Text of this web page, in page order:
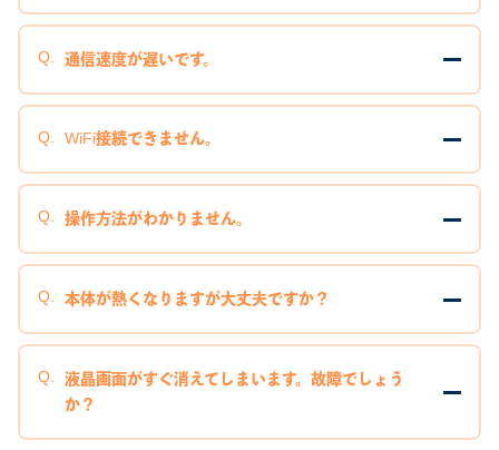
通信速度が遅いです。
WiFi接続できません。
操作方法がわかりません。
本体が熱くなりますが大丈夫ですか？
液晶画面がすぐ消えてしまいます。故障でしょう
か？